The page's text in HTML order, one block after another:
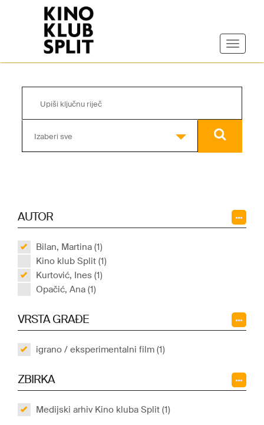
Izaberi sve
AUTOR
Bilan, Martina (1)
Kino klub Split (1)
Kurtović, Ines (1)
Opačić, Ana (1)
VRSTA GRAĐE
igrano / eksperimentalni film (1)
ZBIRKA
Medijski arhiv Kino kluba Split (1)